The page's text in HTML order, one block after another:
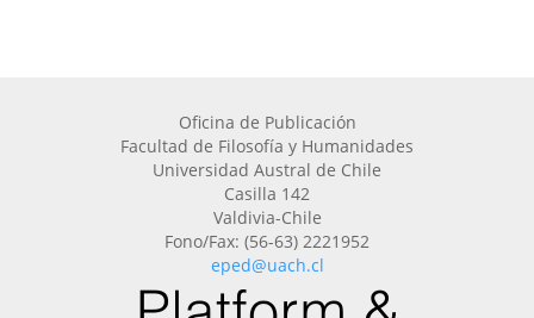
Oficina de Publicación
Facultad de Filosofía y Humanidades
Universidad Austral de Chile
Casilla 142
Valdivia-Chile
Fono/Fax: (56-63) 2221952
eped@uach.cl